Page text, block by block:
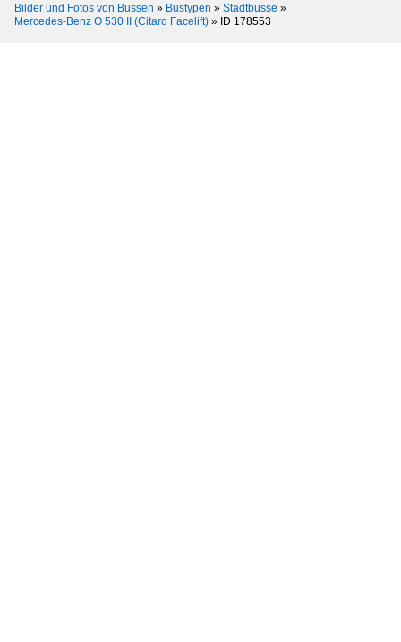
Bilder und Fotos von Bussen » Bustypen » Stadtbusse »
Mercedes-Benz O 530 II (Citaro Facelift) » ID 178553